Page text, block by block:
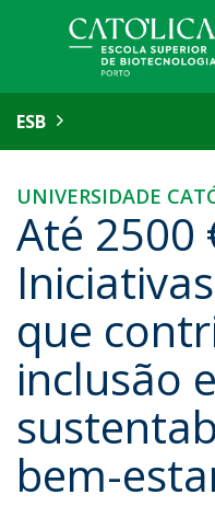
ESB
UNIVERSIDADE
Até 2500
que
inclusão
bem-